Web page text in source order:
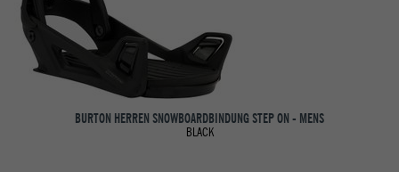
BURTON HERREN SNOWBOARDBINDUNG STEP ON - MENS
BLACK